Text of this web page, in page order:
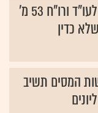
רשות המסים תשיב לעו"ד ורו"ח 53 מ'
כדין
המסים תשיב